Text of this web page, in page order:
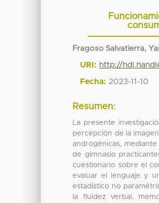
Fragoso Salvatierra,
URI: http://
Fecha: 2023-11-10
Resumen:
La presente
percepción de la
androgénicas,
de gimnasio
cuestionario sobre el
evaluar el lenguaje y
estadístico no
la fluidez verbal,